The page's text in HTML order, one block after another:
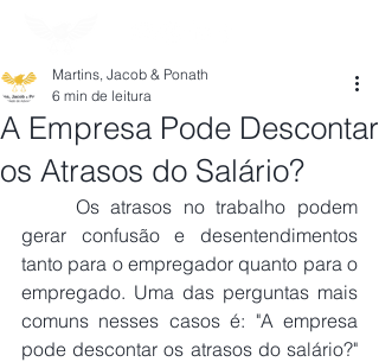
A Empresa Pode Descontar
os Atrasos do Salário?
Martins, Jacob & Ponath
6 min de leitura
Os atrasos no trabalho podem
gerar confusão e desentendimentos
tanto para o empregador quanto para o
empregado. Uma das perguntas mais
comuns nesses casos é: "A empresa
pode descontar os atrasos do salário?"